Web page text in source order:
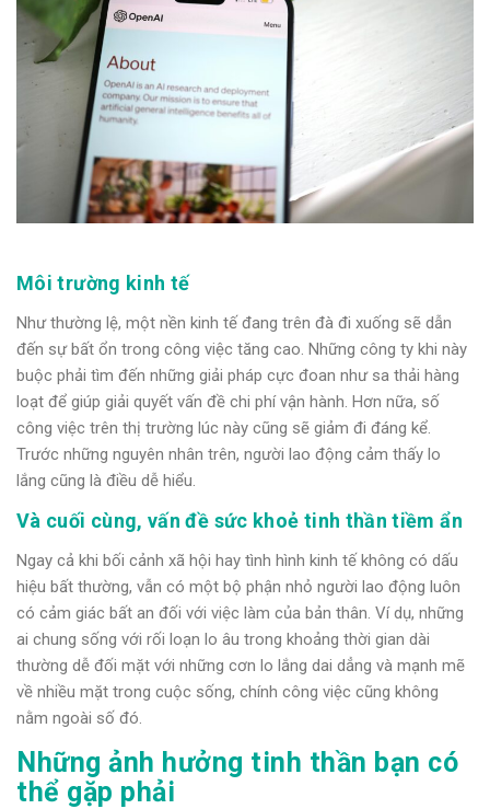
Môi trường kinh tế
Như thường lệ, một nền kinh tế đang trên đà đi xuống sẽ dẫn
đến sự bất ổn trong công việc tăng cao. Những công ty khi này
buộc phải tìm đến những giải pháp cực đoan như sa thải hàng
loạt để giúp giải quyết vấn đề chi phí vận hành. Hơn nữa, số
công việc trên thị trường lúc này cũng sẽ giảm đi đáng kể.
Trước những nguyên nhân trên, người lao động cảm thấy lo
lắng cũng là điều dễ hiểu.
Và cuối cùng, vấn đề sức khoẻ tinh thần tiềm ẩn
Ngay cả khi bối cảnh xã hội hay tình hình kinh tế không có dấu
hiệu bất thường, vẫn có một bộ phận nhỏ người lao động luôn
có cảm giác bất an đối với việc làm của bản thân. Ví dụ, những
ai chung sống với rối loạn lo âu trong khoảng thời gian dài
thường dễ đối mặt với những cơn lo lắng dai dẳng và mạnh mẽ
về nhiều mặt trong cuộc sống, chính công việc cũng không
nằm ngoài số đó.
Những ảnh hưởng tinh thần bạn có
thể gặp phải